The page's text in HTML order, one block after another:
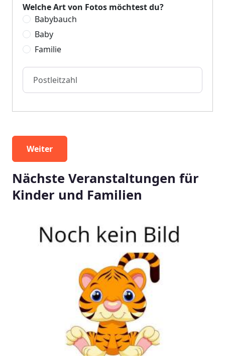
Welche Art von Fotos möchtest du?
Babybauch
Baby
Familie
Postleitzahl
Nächste Veranstaltungen für
Kinder und Familien